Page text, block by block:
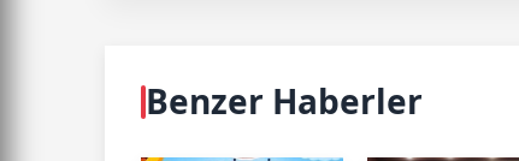
Benzer Haberler